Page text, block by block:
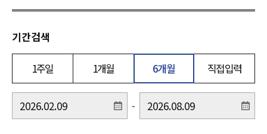
기간검색
1주일 1개월 6개월 직접입력
-